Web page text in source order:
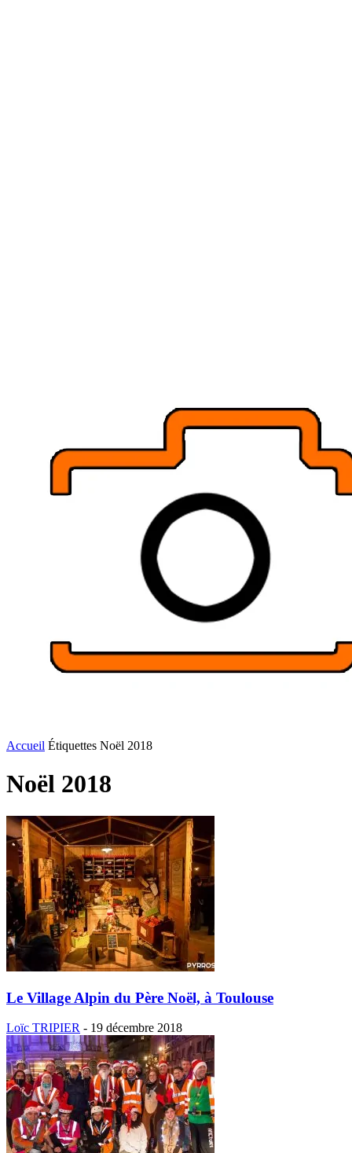
Accueil Étiquettes Noël 2018
Noël 2018
Le Village Alpin du Père Noël, à Toulouse
Loïc TRIPIER - 19 décembre 2018